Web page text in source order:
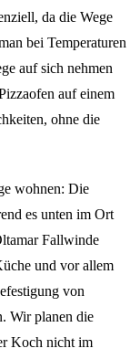
da die Wege
bei Temperaturen
auf sich nehmen
auf einem
ohne die
wohnen: Die
es unten im Ort
Fallwinde
und vor allem
von
Wir planen die
Koch nicht im